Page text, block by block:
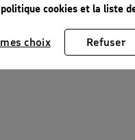
cookies et la liste
choix Refuser